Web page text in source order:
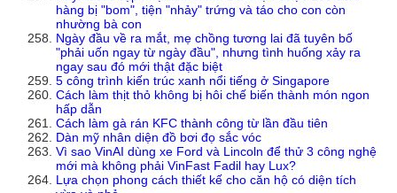
hàng bị "bom", tiện "nhảy" trứng và táo cho con còn
nhường bà con
Ngày đầu về ra mắt, mẹ chồng tương lai đã tuyên bố
"phải uốn ngay từ ngày đầu", nhưng tình huống xảy ra
ngay sau đó mới thật đặc biệt
5 công trình kiến trúc xanh nổi tiếng ở Singapore
Cách làm thịt thỏ không bị hôi chế biến thành món ngon
hấp dẫn
Cách làm gà rán KFC thành công từ lần đầu tiên
Dàn mỹ nhân diện đồ bơi đọ sắc vóc
Vì sao VinAI dùng xe Ford và Lincoln để thử 3 công nghệ
mới mà không phải VinFast Fadil hay Lux?
Lựa chọn phong cách thiết kế cho căn hộ có diện tích